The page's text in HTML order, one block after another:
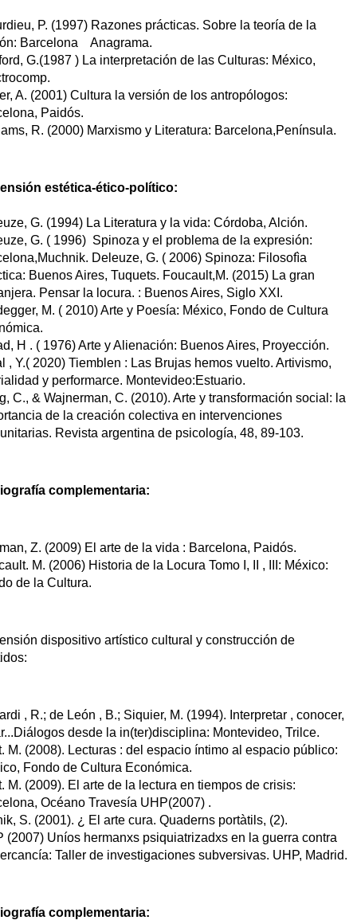
P. (1997) Razones prácticas. Sobre la teoría de la
Barcelona    Anagrama.
G.(1987 ) La interpretación de las Culturas: México,
A. (2001) Cultura la versión de los antropólogos:
Paidós.
R. (2000) Marxismo y Literatura: Barcelona,Península.
estética-ético-político:
G. (1994) La Literatura y la vida: Córdoba, Alción.
G. ( 1996)  Spinoza y el problema de la expresión:
Deleuze, G. ( 2006) Spinoza: Filosofìa
Buenos Aires, Tuquets. Foucault,M. (2015) La gran
Pensar la locura. : Buenos Aires, Siglo XXI.
M. ( 2010) Arte y Poesía: México, Fondo de Cultura
H . ( 1976) Arte y Alienación: Buenos Aires, Proyección.
, Y.( 2020) Tiemblen : Las Brujas hemos vuelto. Artivismo,
y performarce. Montevideo:Estuario.
C., & Wajnerman, C. (2010). Arte y transformación social: la
de la creación colectiva en intervenciones
Revista argentina de psicología, 48, 89-103.
complementaria:
Z. (2009) El arte de la vida : Barcelona, Paidós.
M. (2006) Historia de la Locura Tomo I, II , III: México:
de la Cultura.
dispositivo artístico cultural y construcción de
, R.; de León , B.; Siquier, M. (1994). Interpretar , conocer,
desde la in(ter)disciplina: Montevideo, Trilce.
M. (2008). Lecturas : del espacio íntimo al espacio público:
Fondo de Cultura Económica.
M. (2009). El arte de la lectura en tiempos de crisis:
Océano Travesía UHP(2007) .
S. (2001). ¿ El arte cura. Quaderns portàtils, (2).
(2007) Uníos hermanxs psiquiatrizadxs en la guerra contra
Taller de investigaciones subversivas. UHP, Madrid.
complementaria: